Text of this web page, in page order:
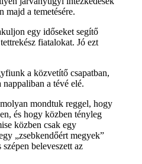
majd a temetésére.
egy időseket segítő
fiatalokat. Jó ezt
a közvetítő csapatban,
a tévé elé.
mondtuk reggel, hogy
és hogy közben tényleg
közben csak egy
„zsebkendőért megyek”
beleveszett az